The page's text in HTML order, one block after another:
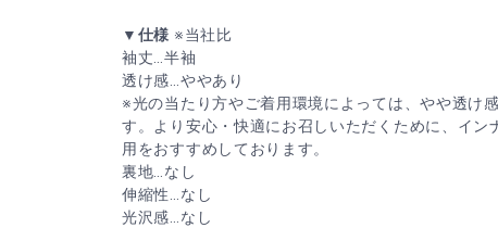
▼仕様 ※当社比
袖丈…半袖
透け感…ややあり
※光の当たり方やご着用環境によっては、やや透け
す。より安心・快適にお召しいただくために、イン
用をおすすめしております。
裏地…なし
伸縮性…なし
光沢感…なし